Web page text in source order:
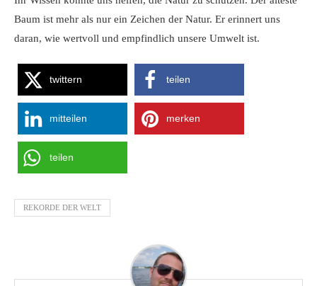
Baum ist mehr als nur ein Zeichen der Natur. Er erinnert uns
daran, wie wertvoll und empfindlich unsere Umwelt ist.
twittern teilen
mitteilen merken
teilen
REKORDE DER WELT